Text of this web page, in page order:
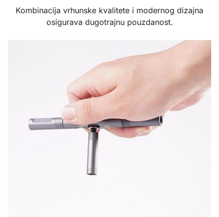
Kombinacija vrhunske kvalitete i modernog dizajna
osigurava dugotrajnu pouzdanost.